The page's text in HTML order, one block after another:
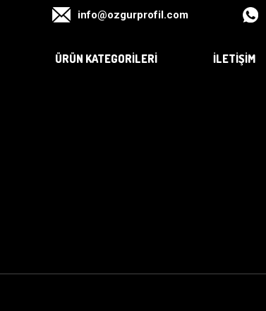
info@ozgurprofil.com
ÜRÜN KATEGORILERI İLETIŞIM